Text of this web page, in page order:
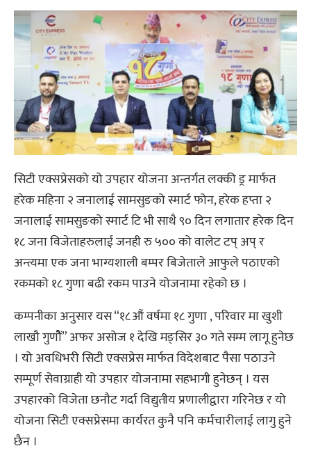
सिटी एक्सप्रेसको यो उपहार योजना अन्तर्गत लक्की ड्र मार्फत
हरेक महिना २ जनालाई सामसुङको स्मार्ट फोन, हरेक हप्ता २
जनालाई सामसुङको स्मार्ट टि भी साथै ९० दिन लगातार हरेक दिन
१८ जना विजेताहरुलाई जनही रु ५०० को वालेट टप् अप् र
अन्त्यमा एक जना भाग्यशाली बम्पर बिजेताले आफुले पठाएको
रकमको १८ गुणा बढी रकम पाउने योजनामा रहेको छ ।
कम्पनीका अनुसार यस “१८औं वर्षमा १८ गुणा , परिवार मा खुशी
लाखौ गुणौें” अफर असोज १ देखि मङ्सिर ३० गते सम्म लागू हुनेछ
। यो अवधिभरी सिटी एक्सप्रेस मार्फत विदेशबाट पैसा पठाउने
सम्पूर्ण सेवाग्राही यो उपहार योजनामा सहभागी हुनेछन् । यस
उपहारको विजेता छनौट गर्दा विद्युतीय प्रणालीद्वारा गरिनेछ र यो
योजना सिटी एक्सप्रेसमा कार्यरत कुनै पनि कर्मचारीलाई लागु हुने
छैन ।